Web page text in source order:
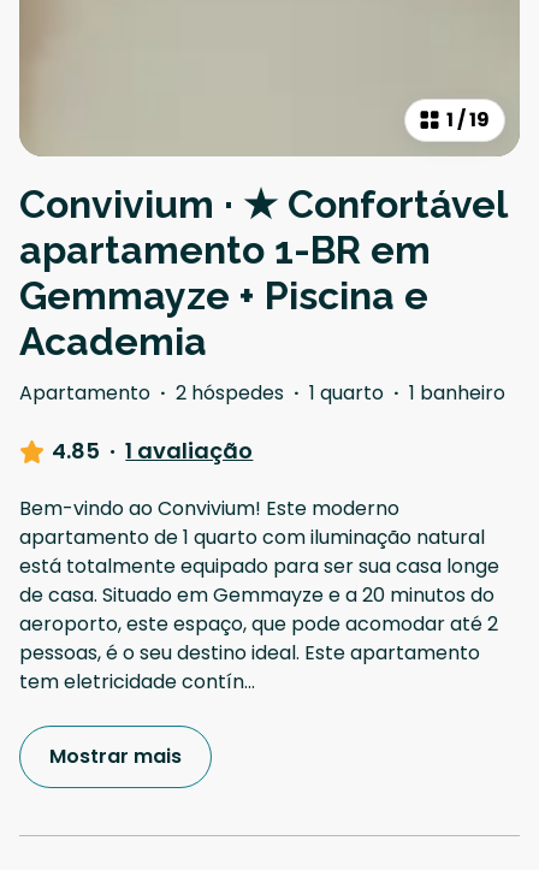
1/19
Convivium · ★ Confortável
apartamento 1-BR em
Gemmayze + Piscina e
Academia
Apartamento · 2 hóspedes · 1 quarto · 1 banheiro
4.85 · 1 avaliação
Bem-vindo ao Convivium! Este moderno
apartamento de 1 quarto com iluminação natural
está totalmente equipado para ser sua casa longe
de casa. Situado em Gemmayze e a 20 minutos do
aeroporto, este espaço, que pode acomodar até 2
pessoas, é o seu destino ideal. Este apartamento
tem eletricidade contín...
Mostrar mais